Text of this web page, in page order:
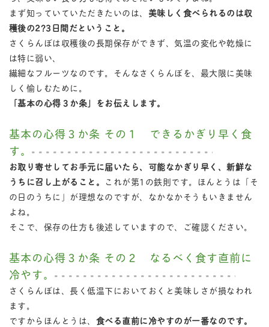
まず知っていていただきたいのは、 美味しく食べられるのは収
穫後の2?3日間だということ。
さくらんぼは収穫後の長期保存ができず、気温の変化や乾燥に
は特に弱い、
繊細なフルーツなのです。そんなさくらんぼを、最大限に美味
しく愉しむために。
「基本の心得３か条」をお伝えします。
基本の心得３か条 その１ できるかぎり早く食
す。
お取り寄せしてお手元に届いたら、可能なかぎり早く、新鮮な
うちに召し上がること。 これが第1の鉄則です。ほんとうは「そ
の日のうちに」が理想なのですが、なかなかそうもいきません
よね。
そこで、保存の仕方も後述していますので、ご確認ください。
基本の心得３か条 その２ なるべく食す直前に
冷やす。
さくらんぼは、長く低温下においておくと美味しさが損なわれ
ます。
ですからほんとうは、 食べる直前に冷やすのが一番なのです。